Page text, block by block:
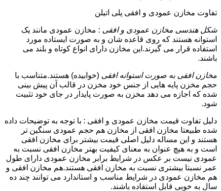
تفاوت مخازن عمودی و افقی پلی اتیلن
شکل هندسی مخازن عمودی و افقی : مخازن عمودی مانند یک
استوانه هستند که روی قاعده شان و به صورت ایستاده مورد
استفاده قرار می گیرند.این مخازن دارای انواع کوتاه و بلند می
باشند.
مخازن افقی به صورت استوانه افقی (خوابیده) هستند.متناسب با
حجم مخزن پایه هایی از جنس خود مخزن در قالب آن پیش بینی
شده که اجازه می دهد مخزن به صورت پایدار در جای خود تثبیت
شود.
دلیل تفاوت قیمت مخازن عمودی و افقی : با توجه به توضیحات داده
شده طبیعتا مخازن افقی از مخازن هم حجم عمودی سنگین تر
هستند و این مساله دلیل اصلی قیمت بیشتر برای مخازن افقی
است و به هیچ عنوان به معنای کیفیت بهتر مخازن افقی نسبت به
عمودی نیست بر عکس در شرایط برابر مخازن عمودی دارای طول
عمر نسبتا بیشتری نسبت به مخازن افقی هستند.هم مخازن افقی و
هم مخازن عمودی در شرایط مناسب و استاندارد می توانند چند ده
سال به خوبی قابل استفاده باشند.